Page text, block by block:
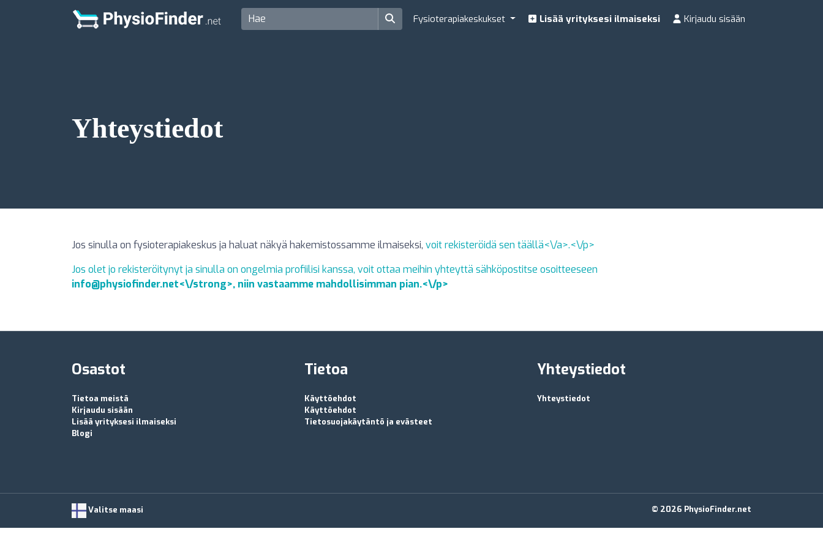
Fysioterapiakeskukset Lisää yrityksesi ilmaiseksi Kirjaudu sisään
Yhteystiedot
Jos sinulla on fysioterapiakeskus ja haluat näkyä hakemistossamme ilmaiseksi, voit rekisteröidä sen täällä<\/a>.<\/p>
Jos olet jo rekisteröitynyt ja sinulla on ongelmia profiilisi kanssa, voit ottaa meihin yhteyttä sähköpostitse osoitteeseen
info@physiofinder.net<\/strong>, niin vastaamme mahdollisimman pian.<\/p>
Osastot
Tietoa meistä
Kirjaudu sisään
Lisää yrityksesi ilmaiseksi
Blogi
Tietoa
Käyttöehdot
Käyttöehdot
Tietosuojakäytäntö ja evästeet
Yhteystiedot
Yhteystiedot
Valitse maasi © 2026 PhysioFinder.net